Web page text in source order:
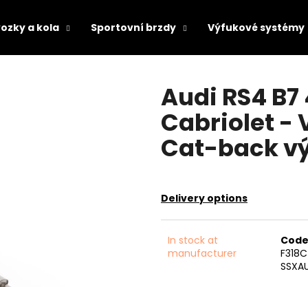
a kola Sportovní brzdy Výfukové systémy
Audi RS4
Cabriolet -
Cat-back
Delivery options
In stock at
manufacturer
SEARCH